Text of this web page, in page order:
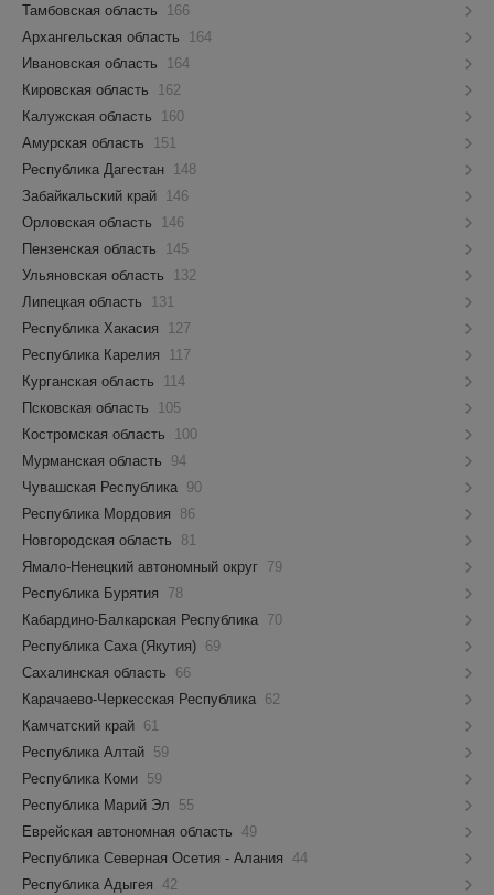
Тамбовская область
166
Архангельская область
164
Ивановская область
164
Кировская область
162
Калужская область
160
Амурская область
151
Республика Дагестан 148
Забайкальский край 146
Орловская область
146
Пензенская область
145
Ульяновская область
132
Липецкая область
131
Республика Хакасия
127
Республика Карелия
117
Курганская область
114
Псковская область
105
Костромская область
100
Мурманская область
94
Чувашская Республика 90
Республика Мордовия
86
Новгородская область
81
Ямало-Ненецкий автономный округ 79
Республика Бурятия
78
Кабардино-Балкарская Республика 70
Республика Саха (Якутия) 69
Сахалинская область
66
Карачаево-Черкесская Республика 62
Камчатский край 61
Республика Алтай 59
Республика Коми 59
Республика Марий Эл
55
Еврейская автономная область 49
Республика Северная Осетия - Алания 44
Республика Адыгея 42